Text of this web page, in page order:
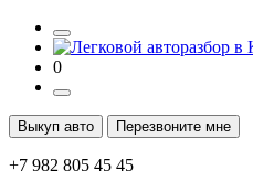
0
Выкуп авто Перезвоните мне
+7 982 805 45 45